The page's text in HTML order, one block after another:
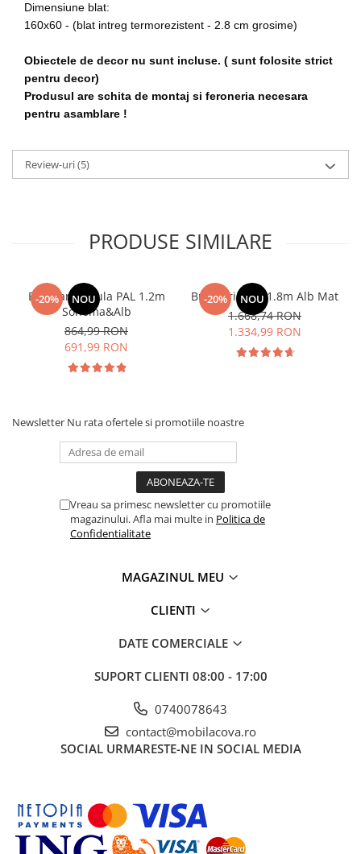
Dimensiune blat:
160x60 - (blat intreg termorezistent - 2.8 cm grosime)
Obiectele de decor nu sunt incluse. ( sunt folosite strict
pentru decor)
Produsul are schita de montaj si feroneria necesara
pentru asamblare !
Review-uri(5)
PRODUSE SIMILARE
-20% NOU
Bucatarie Paula PAL 1.2m
Sonoma&Alb
864,99 RON
691,99 RON
-20% NOU
Bucatarie Lily 1.8m Alb Mat
1.668,74 RON
1.334,99 RON
Newsletter Nu rata ofertele si promotiile noastre
Vreau sa primesc newsletter cu promotiile
magazinului. Afla mai multe in Politica de
Confidentialitate
MAGAZINUL MEU
CLIENTI
DATE COMERCIALE
SUPORT CLIENTI 08:00 - 17:00
0740078643
contact@mobilacova.ro
SOCIAL URMARESTE-NE IN SOCIAL MEDIA